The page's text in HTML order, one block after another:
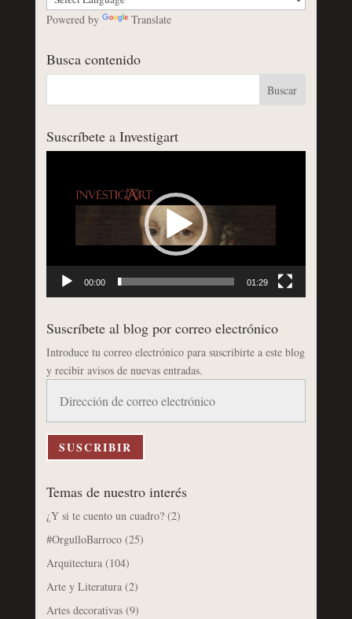
Powered by Translate
Busca contenido
Suscríbete a Investigart
00:00 01:29
Suscríbete al blog por correo electrónico
Introduce tu correo electrónico para suscribirte a este blog
y recibir avisos de nuevas entradas.
correo
electrónico
SUSCRIBIR
Temas de nuestro interés
¿Y si te cuento un cuadro?(2)
#OrgulloBarroco(25)
Arquitectura(104)
Arte y Literatura(2)
Artes decorativas(9)